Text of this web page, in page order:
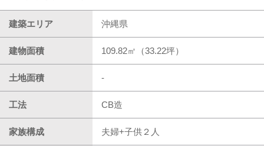
建築エリア 沖縄県
建物面積 109.82㎡（33.22坪）
土地面積 -
工法 CB造
家族構成 夫婦+子供２人